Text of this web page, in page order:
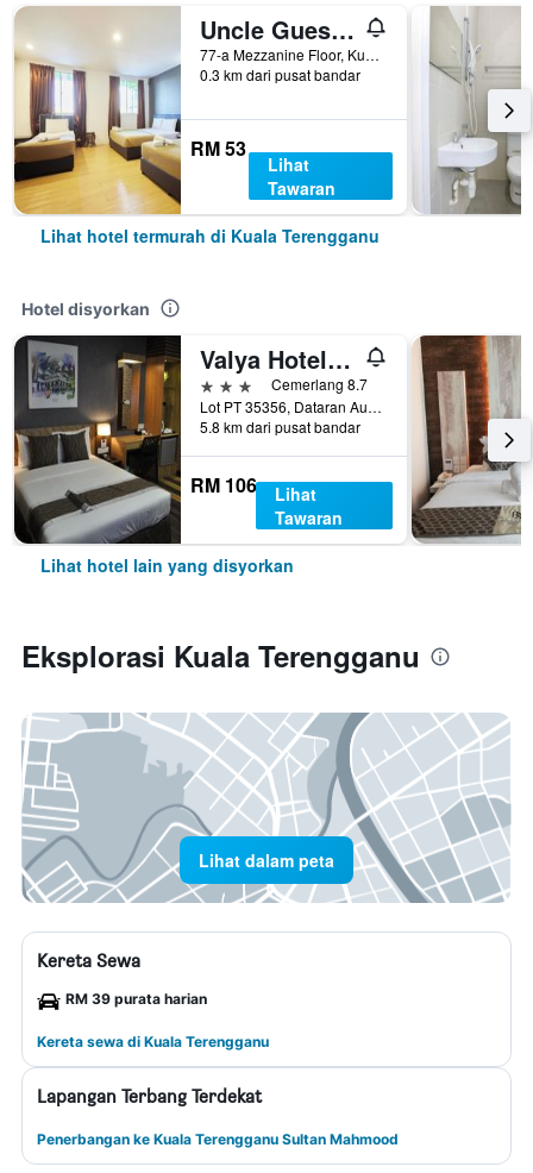
Uncle Guesthouse Kuala Terengganu
77-a Mezzanine Floor, Kuala Terengganu, Malaysia
0.3 km dari pusat bandar
RM 53
Lihat
Tawaran
Lihat hotel termurah di Kuala Terengganu
Hotel disyorkan
Valya Hotel, Kuala Terengganu
3 bintangCemerlang 8.7
Lot PT 35356, Dataran Austin, Kuala Terengganu, Malaysia
5.8 km dari pusat bandar
RM 106
Lihat
Tawaran
Lihat hotel lain yang disyorkan
Eksplorasi Kuala Terengganu
Lihat dalam peta
Kereta Sewa
RM 39 purata harian
Kereta sewa di Kuala Terengganu
Lapangan Terbang Terdekat
Penerbangan ke Kuala Terengganu Sultan Mahmood